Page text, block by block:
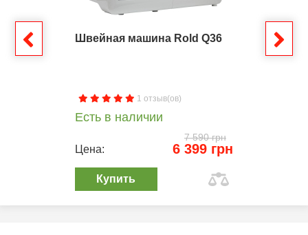
Швейная машина Rold Q36
1 отзыв(ов)
Есть в наличии
7 590 грн
Цена: 6 399 грн
Купить